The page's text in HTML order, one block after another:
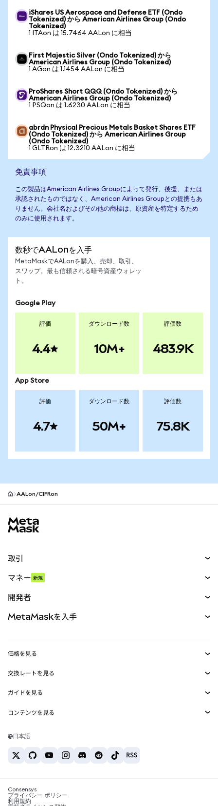
iShares US Aerospace and Defense ETF (Ondo
Tokenized) から American Airlines Group (Ondo
Tokenized)
1 ITAon は 15.7464 AALon に相当
First Majestic Silver (Ondo Tokenized) から
American Airlines Group (Ondo Tokenized)
1 AGon は 1.1454 AALon に相当
ProShares Short QQQ (Ondo Tokenized) から
American Airlines Group (Ondo Tokenized)
1 PSQon は 1.6230 AALon に相当
abrdn Physical Precious Metals Basket Shares ETF
(Ondo Tokenized) から American Airlines Group
(Ondo Tokenized)
1 GLTRon は 12.3210 AALon に相当
免責事項
この製品はAmerican Airlines Groupによって発行、後援、または
承認されたものではなく、American Airlines Groupとの提携もあ
りません。会社名およびその他の商標は、原資産を特定するため
のみに使用されます。
数秒でAALonを入手
MetaMaskでAALonを購入、売却、取引、
スワップ。最も信頼される暗号資産ウォレッ
ト。
Google Play
評価
4.4
ダウンロード数
10M+
評価数
483.9K
App Store
評価
4.7
ダウンロード数
50M+
評価数
75.8K
AALon/CIFRon
取引
パーペチュアル
RWA
マネー 新規
開発者
MetaMask Connect
Snaps
Web3サービス
MetaMaskを入手
セキュリティ
サポート
キャリア
お問い合わせ
価格を見る
イーサリアムの価格
Solanaの価格
Tetherの価格
交換レートを見る
ETH→USD
USDT→INR
BTC→INR
ETH→USDT
ガイドを見る
ETHの購入
USDTの購入
SHIBの購入
BNBの購入
コンテンツを見る
Solanaウォレット
税制関連ニュース
日本語
Consensys
プライバシー ポリシー
利用規約